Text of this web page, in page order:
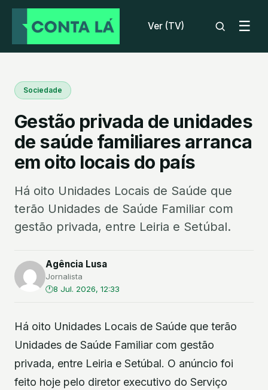
Ver (TV) ☰
Sociedade
Gestão privada de unidades
de saúde familiares arranca
em oito locais do país
Há oito Unidades Locais de Saúde que
terão Unidades de Saúde Familiar com
gestão privada, entre Leiria e Setúbal.
Agência Lusa
Jornalista
8 Jul. 2026, 12:33
Há oito Unidades Locais de Saúde que terão
Unidades de Saúde Familiar com gestão
privada, entre Leiria e Setúbal. O anúncio foi
feito hoje pelo diretor executivo do Serviço